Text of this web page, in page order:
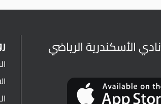
نادي الأسكندرية الرياضي